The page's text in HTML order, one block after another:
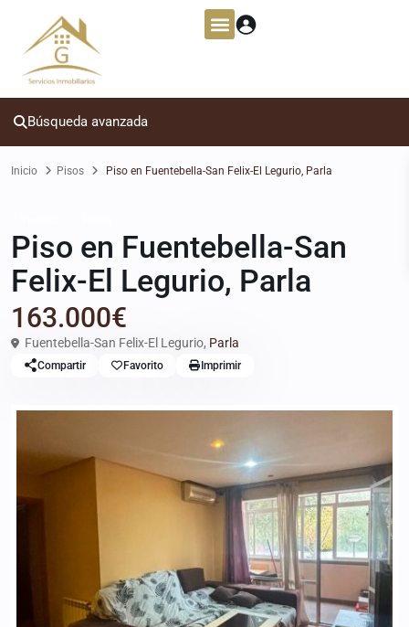
Búsqueda avanzada
Inicio Pisos Piso en Fuentebella-San Felix-El Legurio, Parla
Piso en Fuentebella-San
Felix-El Legurio, Parla
163.000€
Fuentebella-San Felix-El Legurio, Parla
Compartir Favorito Imprimir